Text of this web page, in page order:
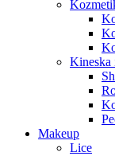
Kineska
Makeup
Lice